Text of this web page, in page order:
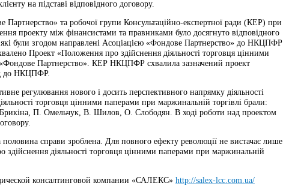
на підставі відповідного договору.
Партнерство» та робочої групи Консультаційно-експертної ради (КЕР) при
проекту між фінансистами та правниками було досягнуто відповідного
які були згодом направлені Асоціацією «Фондове Партнерство» до НКЦПФР
Проект «Положення про здійснення діяльності торговця цінними
Партнерство». КЕР НКЦПФР схвалила зазначений проект
до НКЦПФР.
регулювання нового і досить перспективного напрямку діяльності
торговця цінними паперами при маржинальній торгівлі брали:
П. Омельчук, В. Шилов, О. Слободян. В ході роботи над проектом
справи зроблена. Для повного ефекту революції не вистачає лише
діяльності торговця цінними паперами при маржинальній
консалтинговой компании «САЛЕКС» http://salex-lcc.com.ua/